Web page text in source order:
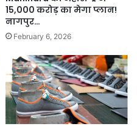
15,000 करोड़ का मेगा प्लान!
नागपुर…
February 6, 2026